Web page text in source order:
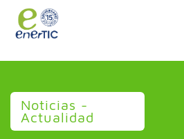
Noticias -
Actualidad